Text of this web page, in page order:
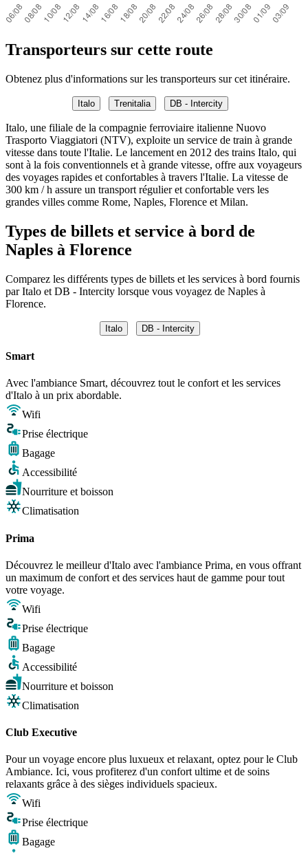
Transporteurs sur cette route
Obtenez plus d'informations sur les transporteurs sur cet itinéraire.
Italo Trenitalia DB - Intercity
Italo, une filiale de la compagnie ferroviaire italienne Nuovo
Trasporto Viaggiatori (NTV), exploite un service de train à grande
vitesse dans toute l'Italie. Le lancement en 2012 des trains Italo, qui
sont à la fois conventionnels et à grande vitesse, offre aux voyageurs
des voyages rapides et confortables à travers l'Italie. La vitesse de
300 km / h assure un transport régulier et confortable vers les
grandes villes comme Rome, Naples, Florence et Milan.
Types de billets et service à bord de
Naples à Florence
Comparez les différents types de billets et les services à bord fournis
par Italo et DB - Intercity lorsque vous voyagez de Naples à
Florence.
Italo DB - Intercity
Smart
Avec l'ambiance Smart, découvrez tout le confort et les services
d'Italo à un prix abordable.
Wifi
Prise électrique
Bagage
Accessibilité
Nourriture et boisson
Climatisation
Prima
Découvrez le meilleur d'Italo avec l'ambiance Prima, en vous offrant
un maximum de confort et des services haut de gamme pour tout
votre voyage.
Wifi
Prise électrique
Bagage
Accessibilité
Nourriture et boisson
Climatisation
Club Executive
Pour un voyage encore plus luxueux et relaxant, optez pour le Club
Ambiance. Ici, vous profiterez d'un confort ultime et de soins
relaxants grâce à des sièges individuels spacieux.
Wifi
Prise électrique
Bagage